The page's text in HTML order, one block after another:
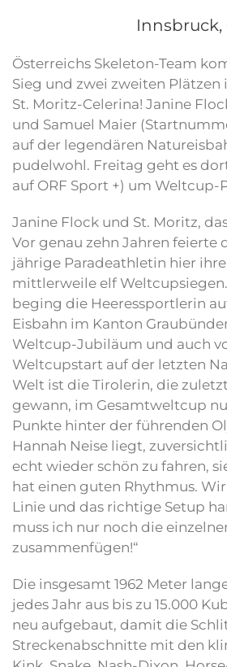
Innsbruck,
Österreichs Skeleton-Team
Sieg und zwei zweiten Plätzen
St. Moritz-Celerina! Janine
und Samuel Maier
auf der legendären
pudelwohl. Freitag geht es
auf ORF Sport +) um Weltcup-
Janine Flock und St. Moritz,
Vor genau zehn Jahren feierte
jährige Paradeathletin hier
mittlerweile elf
beging die Heeressportlerin
Eisbahn im Kanton
Weltcup-Jubiläum und auch
Weltcupstart auf der letzten
Welt ist die Tirolerin, die
gewann, im Gesamtweltcup
Punkte hinter der führenden
Hannah Neise liegt,
echt wieder schön zu fahren,
hat einen guten Rhythmus.
Linie und das richtige Setup
muss ich nur noch die
zusammenfügen!“
Die insgesamt 1962 Meter
jedes Jahr aus bis zu 15.000
neu aufgebaut, damit die
Streckenabschnitte mit den